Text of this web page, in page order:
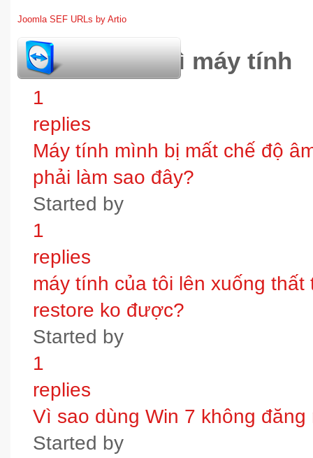
Joomla SEF URLs by Artio
hỏi đáp bảo trì máy tính
1
replies
Máy tính mình bị mất chế độ
phải làm sao đây?
Started by
1
replies
máy tính của tôi lên xuống
restore ko được?
Started by
1
replies
Vì sao dùng Win 7 không
Started by